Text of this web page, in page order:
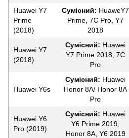
Huawei Y7
Prime
(2018)
Сумісний: HuaweY7
Prime, 7C Pro, Y7
2018
Huawei Y7
(2018)
Сумісний: Huawei
Y7 Prime 2018, 7C
Pro
Huawei Y6s
Сумісний: Huawei
Honor 8A/ Honor 8A
Pro
Huawei Y6
Pro (2019)
Сумісний: Huawei
Y6 Prime 2019,
Honor 8A, Y6 2019